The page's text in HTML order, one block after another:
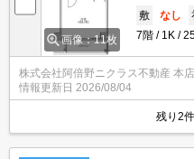
画像：11枚
敷 なし
7階
1K
株式会社阿倍野ニクラス不動産 本店
情報更新日 2026/08/04
残り2